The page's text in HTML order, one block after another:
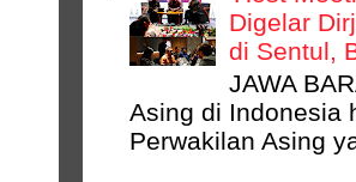
Digelar
di Sentul,
JAWA
Asing di Indonesia
Perwakilan Asing